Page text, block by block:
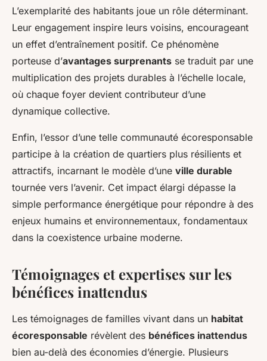
L’exemplarité des habitants joue un rôle déterminant.
Leur engagement inspire leurs voisins, encourageant
un effet d’entraînement positif. Ce phénomène
porteuse d’avantages surprenants se traduit par une
multiplication des projets durables à l’échelle locale,
où chaque foyer devient contributeur d’une
dynamique collective.
Enfin, l’essor d’une telle communauté écoresponsable
participe à la création de quartiers plus résilients et
attractifs, incarnant le modèle d’une ville durable
tournée vers l’avenir. Cet impact élargi dépasse la
simple performance énergétique pour répondre à des
enjeux humains et environnementaux, fondamentaux
dans la coexistence urbaine moderne.
Témoignages et expertises sur les
bénéfices inattendus
Les témoignages de familles vivant dans un habitat
écoresponsable révèlent des bénéfices inattendus
bien au-delà des économies d’énergie. Plusieurs